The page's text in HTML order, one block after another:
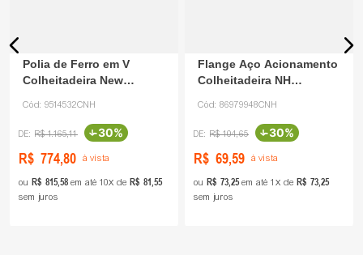
Polia de Ferro em V
Colheitadeira New
Cód: 9514532CNH
R$ 1.165,11 -30%
R$ 774,80 à vista
ou R$ 81558 em até 10 de R$ 81 55
sem juros
Flange Aço Acionamento
Colheitadeira NH
Cód: 86979948CNH
R$ 104,65 -30%
R$ 69,59 à vista
ou R$ 7325 em até 1 de R$ 7325
sem juros